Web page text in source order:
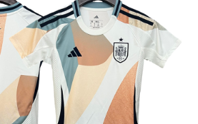
môžete
vybrať
na
stránke
produktu.